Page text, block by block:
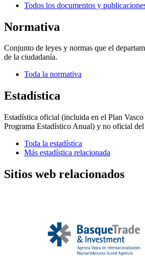
Todos los documentos y
Normativa
Conjunto de leyes y normas que el
de la ciudadanía.
Toda la normativa
Estadística
Estadística oficial (incluida en el Plan
Programa Estadístico Anual) y no oficial del
Toda la estadística
Más estadística relacionada
Sitios web relacionados